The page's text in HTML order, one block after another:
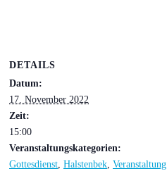
DETAILS
Datum:
17. November 2022
Zeit:
15:00
Veranstaltungskategorien:
Gottesdienst, Halstenbek, Veranstaltung